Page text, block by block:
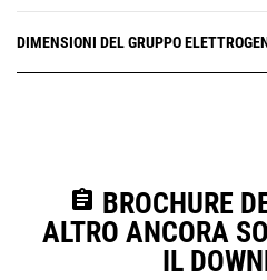
DIMENSIONI DEL GRUPPO
assignment BROCHURE
ALTRO ANCORA
IL